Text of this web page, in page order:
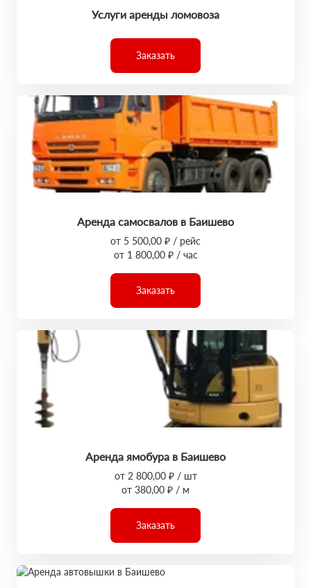
Услуги аренды ломовоза
Заказать
Аренда самосвалов в Баишево
от 5 500,00 ₽ / рейс
от 1 800,00 ₽ / час
Заказать
Аренда ямобура в Баишево
от 2 800,00 ₽ / шт
от 380,00 ₽ / м
Заказать